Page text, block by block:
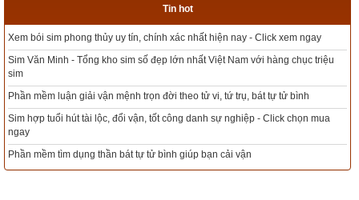
Tin hot
ngay
triệu
mua
Tổng kho sim phong thủy - Sim hợp tuổi - Sim hợp mệnh giá rẻ nhất
Mua sim Thần tài, Thần tài theo bạn! Giao sim miễn phí
Tổng Kho Sim Năm sinh 0x - 9x - 8x -7x -6x giá rẻ nhất thị trường -